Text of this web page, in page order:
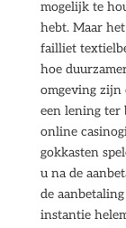
mogelijk te
hebt. Maar
failliet
hoe
omgeving zijn
een lening ter
online
gokkasten
u na de
de
instantie